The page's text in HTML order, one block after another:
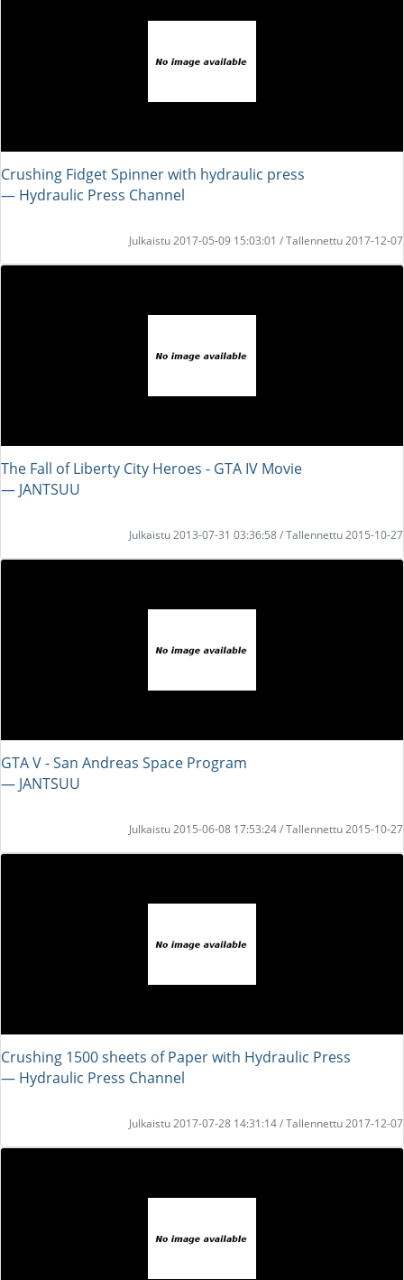
Crushing Fidget Spinner with hydraulic press
― Hydraulic Press Channel
Julkaistu 2017-05-09 15:03:01 / Tallennettu 2017-12-07
The Fall of Liberty City Heroes - GTA IV Movie
― JANTSUU
Julkaistu 2013-07-31 03:36:58 / Tallennettu 2015-10-27
GTA V - San Andreas Space Program
― JANTSUU
Julkaistu 2015-06-08 17:53:24 / Tallennettu 2015-10-27
Crushing 1500 sheets of Paper with Hydraulic Press
― Hydraulic Press Channel
Julkaistu 2017-07-28 14:31:14 / Tallennettu 2017-12-07